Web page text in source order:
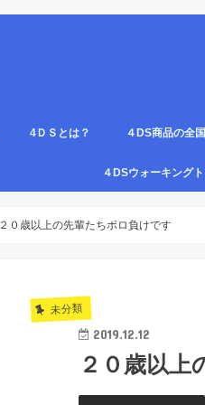
4ＤＳとは？
医療従事者,学生のための語呂合わせ
４DS商品の全
４DSの公認ク
4DS腸腹ペタベ
４DS螺旋ソック
４DSウォーキン
２０歳以上の先輩たちボロ負けです
未分類
2019.12.12
２０歳以上